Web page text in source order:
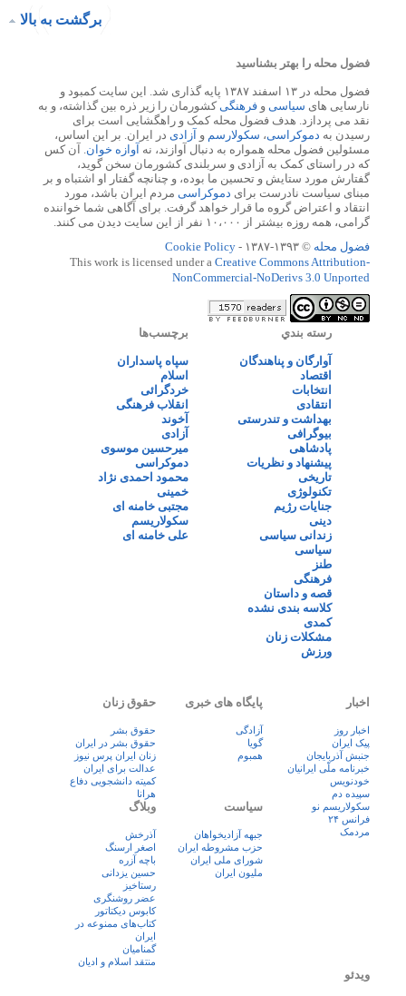
برگشت به بالا
فضول محله را بهتر بشناسید
فضول محله در ۱۳ اسفند ۱۳۸۷ پایه گذاری شد. این سایت کمبود و
نارسایی های سیاسی و فرهنگیکشورمان را زیر ذره بین گذاشته، و به
نقد می پردازد. هدف فضول محله کمک و راهگشایی است برای
رسیدن به دموکراسی، سکولارسم و آزادی در ایران. بر این اساس،
مسئولین فضول محله همواره به دنبال آوازند، نه آوازه خوان. آن کس
که در راستای کمک به آزادی و سربلندی کشورمان سخن گوید،
گفتارش مورد ستایش و تحسین ما بوده، و چنانچه گفتار او اشتباه و بر
مبنای سیاست نادرست برای دموکراسی مردم ایران باشد، مورد
انتقاد و اعتراض گروه ما قرار خواهد گرفت. برای آگاهی شما خواننده
گرامی، همه روزه بیشتر از ۱۰،۰۰۰ نفر از این سایت دیدن می کنند.
فضول محله © ۱۳۹۳-۱۳۸۷ -
Cookie Policy
This work is licensed under a Creative Commons Attribution-
NonCommercial-NoDerivs 3.0 Unported
رسته بندي
آوارگان و پناهندگان
اقتصاد
انتخابات
انتقادی
بهداشت و تندرستی
بیوگرافی
پادشاهی
پیشنهاد و نظریات
تاریخی
تکنولوژی
جنایات رژیم
دینی
زندانی سیاسی
سیاسی
طنز
فرهنگی
قصه و داستان
کلاسه بندی نشده
کمدی
مشکلات زنان
ورزش
برچسب‌ها
سپاه پاسداران
اسلام
خردگرائی
انقلاب فرهنگی
آخوند
آزادی
میرحسین موسوی
دموکراسی
محمود احمدی نژاد
خمینی
مجتبی خامنه ای
سکولاریسم
علی خامنه ای
اخبار
اخبار روز
پيک ايران
جنبش آذربایجان
خبرنامه ملّی ایرانیان
خودنویس
سپیده دم
سکولاریسم نو
فرانس ۲۴
مردمک
پایگاه های خبری
آزادگی
گویا
همبوم
حقوق زنان
حقوق بشر
حقوق بشر در ایران
زنان ايران پرس نيوز
عدالت برای ایران
کمیته دانشجویی دفاع
هرانا
سیاست
جبهه آزادیخواهان
حزب مشروطه ایران
شورای ملی ایران
ملیون ایران
وبلاگ
آذرخش
اصغر ارسنگ
باچه آزره
حسین یزدانی
رستاخیز
عضر روشنگری
کابوس دیکتاتور
کتاب‌های ممنوعه در
ایران
گمنامیان
منتقد اسلام و ادیان
ویدئو